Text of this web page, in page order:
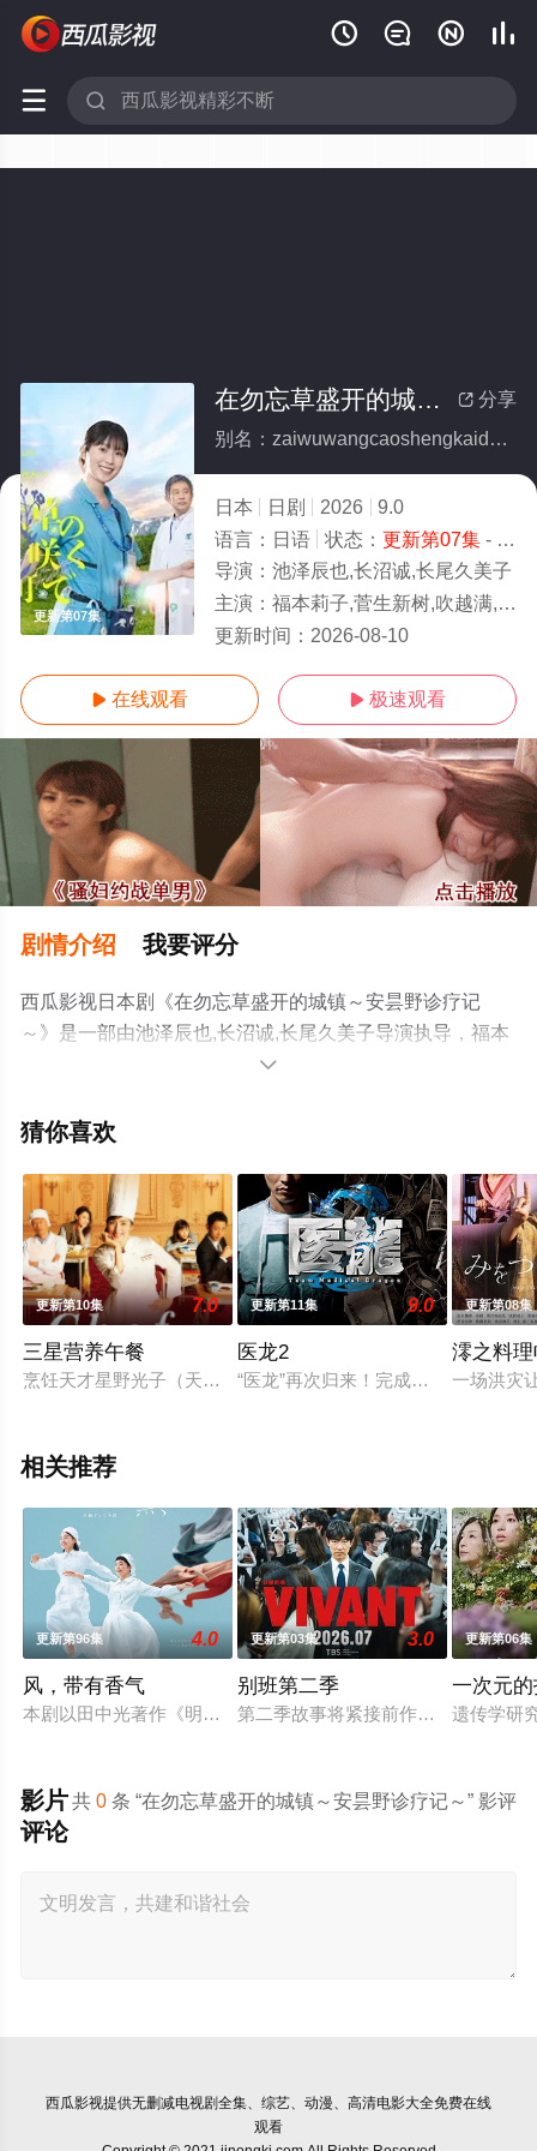
   
 
更新第07集
 分享
在勿忘草盛开的城镇～安昙野诊疗记～
别名：zaiwuwangcaoshengkaidechengzhenantanyezhenliaoji
日本 日剧 2026
9.0
语言： 日语 状态： 更新第07集- 免费在线观看
导演： 池泽辰也,长沼诚,长尾久美子
主演： 福本莉子,菅生新树,吹越满,内藤刚志
更新时间： 2026-08-10
 在线观看  极速观看
剧情介绍 我要评分
西瓜影视日本剧《在勿忘草盛开的城镇～安昙野诊疗记
～》是一部由池泽辰也,长沼诚,长尾久美子导演执导，福本
莉子,菅生新树,吹越满,内藤刚志等演员精彩演绎的日本电视
影院，更多相关信息可移步至豆瓣电视剧、电视猫或剧情

猜你喜欢
更新第10集 7.0
三星营养午餐
烹饪天才星野光子（天海佑希饰）在银座著名三星法国餐厅担
更新第11集 9.0
医龙2
“医龙”再次归来！完成了日本第一例
更新第08集
澪之料
一场洪灾
相关推荐
更新第96集 4.0
风，带有香气
本剧以田中光著作《明治的南丁格尔 大关和物语》为原案，取
更新第03集 3.0
别班第二季
第二季故事将紧接前作结局展开，以
更新第06集
一次元
遗传学研
共0 条 “在勿忘草盛开的城镇～安昙野诊疗记～” 影评
影片
评论
西瓜影视提供无删减电视剧全集、综艺、动漫、高清电影大全免费在线
观看